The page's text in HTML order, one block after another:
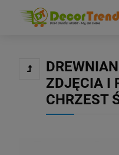
ZDJĘCIA I
CHRZEST